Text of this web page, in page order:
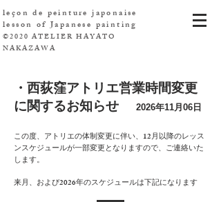
leçon de peinture japonaise
​lesson of Japanese painting
©2020 ATELIER HAYATO
NAKAZAWA
・西荻窪アトリエ営業時間変更
に関するお知らせ
2026年11月06日
この度、アトリエの体制変更に伴い、12月以降のレッス
ンスケジュールが一部変更となりますので、ご連絡いた
します。
来月、および2026年のスケジュールは下記になります